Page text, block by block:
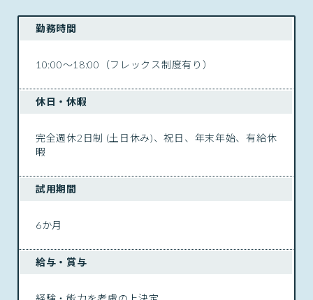
勤務時間
10:00〜18:00（フレックス制度有り）
休日・休暇
完全週休2日制 (土日休み)、祝日、年末年始、有給休
暇
試用期間
6か月
給与・賞与